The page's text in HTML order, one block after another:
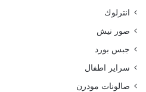
انترلوك
صور نيش
جبس بورد
سراير اطفال
صالونات مودرن